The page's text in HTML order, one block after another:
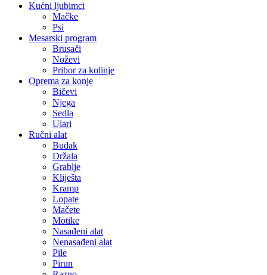
Kućni ljubimci
Mačke
Psi
Mesarski program
Brusači
Noževi
Pribor za kolinje
Oprema za konje
Bičevi
Njega
Sedla
Ulari
Ručni alat
Budak
Držala
Grablje
Kliješta
Kramp
Lopate
Mačete
Motike
Nasađeni alat
Nenasađeni alat
Pile
Pirun